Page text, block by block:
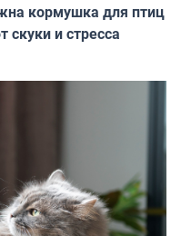
кормушка для птиц
скуки и стресса